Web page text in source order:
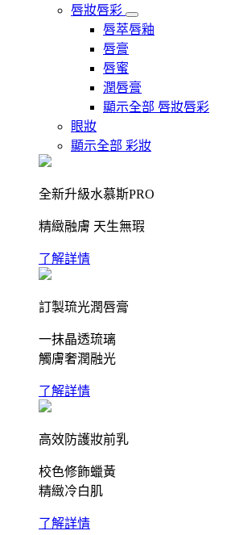
唇妝唇彩
唇萃唇釉
唇膏
唇蜜
潤唇膏
顯示全部 唇妝唇彩
眼妝
顯示全部 彩妝
全新升級水慕斯PRO
精緻融膚 天生無瑕
了解詳情
訂製琉光潤唇膏
一抹晶透琉璃
觸膚奢潤融光
了解詳情
高效防護妝前乳
校色修飾蠟黃
精緻冷白肌
了解詳情